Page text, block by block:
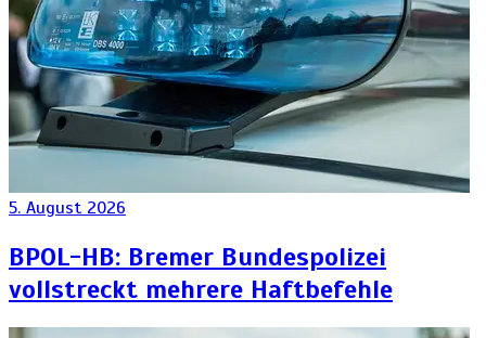
5. August 2026
BPOL-HB: Bremer Bundespolizei
vollstreckt mehrere Haftbefehle